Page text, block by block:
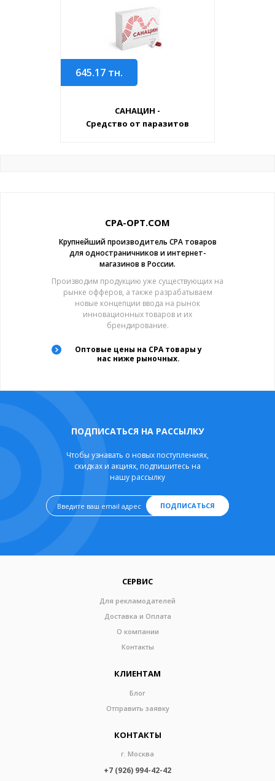
645.17 тн.
САНАЦИН -
Средство от паразитов
CPA-OPT.COM
Крупнейший производитель CPA товаров
для одностраничников и интернет-
магазинов в России.
Производим продукцию уже существующих на
рынке офферов, а также разрабатываем
новые концепции ввода на рынок
инновационных товаров и их
брендирование.
Оптовые цены на CPA товары у
нас ниже рыночных.
ПОДПИСАТЬСЯ НА РАССЫЛКУ
Чтобы узнавать о новых поступлениях,
скидках и акциях, подпишитесь на
нашу рассылку
ПОДПИСАТЬСЯ
СЕРВИС
Для рекламодателей
Доставка и Оплата
О компании
Контакты
КЛИЕНТАМ
Блог
Отправить заявку
КОНТАКТЫ
г. Москва
+7 (926) 994-42-42